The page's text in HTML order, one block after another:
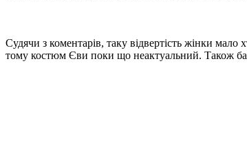
Судячи з коментарів, таку відвертість жінки
тому костюм Єви поки що неактуальний. Також